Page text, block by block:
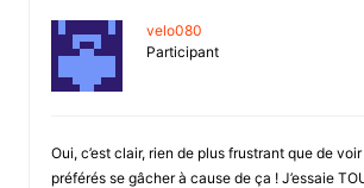
velo080
Participant
Oui, c’est clair, rien de plus frustrant que de
préférés se gâcher à cause de ça ! J’essaie